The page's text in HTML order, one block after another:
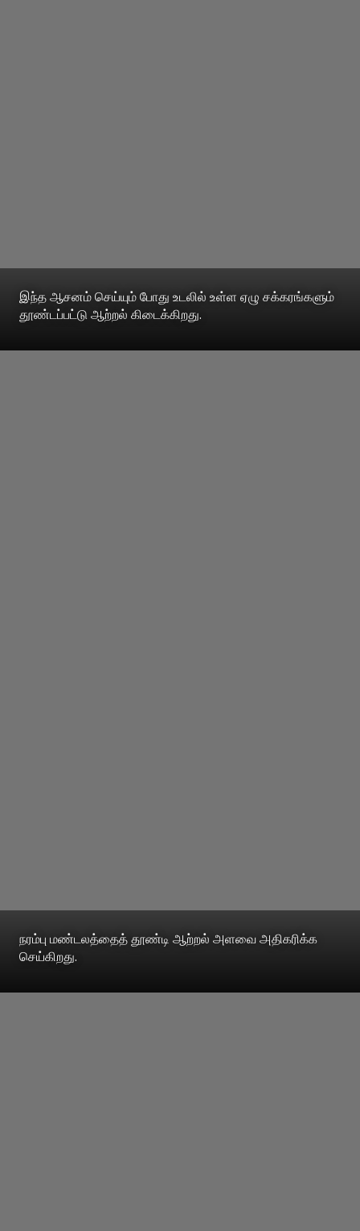
இந்த ஆசனம் செய்யும் போது உடலில் உள்ள ஏழு சக்கரங்களும்
தூண்டப்பட்டு ஆற்றல் கிடைக்கிறது.
நரம்பு மண்டலத்தைத் தூண்டி ஆற்றல் அளவை அதிகரிக்க
செய்கிறது.